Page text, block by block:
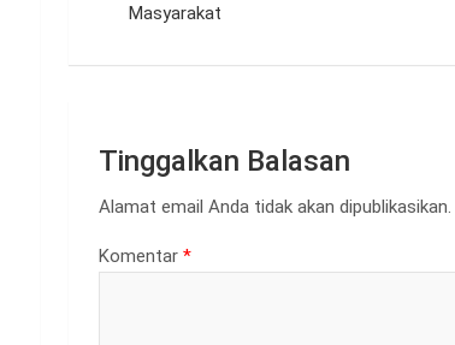
Masyarakat
Tinggalkan Balasan
Alamat email Anda tidak akan dipublikasikan.
Komentar *